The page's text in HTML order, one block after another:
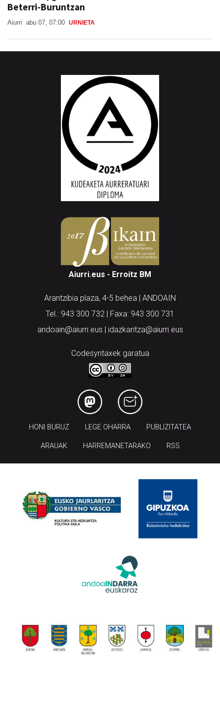
Aiurri.eus - Erroitz BM
Arantzibia plaza, 4-5 behea | ANDOAIN
Tel.: 943 300 732 | Faxa: 943 300 731
andoain@aiurri.eus | idazkaritza@aiurri.eus
Codesyntaxek garatua
LEGE OHARRA
ARAUAK HARREMANETARAKO RSS